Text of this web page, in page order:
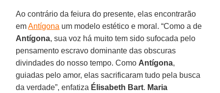
Ao contrário da feiura do presente, elas encontrarão
emAntígona um modelo estético e moral. “Como a de
Antígona, sua voz há muito tem sido sufocada pelo
pensamento escravo dominante das obscuras
divindades do nosso tempo. Como Antígona,
guiadas pelo amor, elas sacrificaram tudo pela busca
da verdade”, enfatiza Élisabeth Bart. Maria